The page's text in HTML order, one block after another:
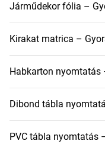
Járműdekor fólia –
Kirakat matrica –
Habkarton nyomtatás
Dibond tábla
PVC tábla nyomtatás